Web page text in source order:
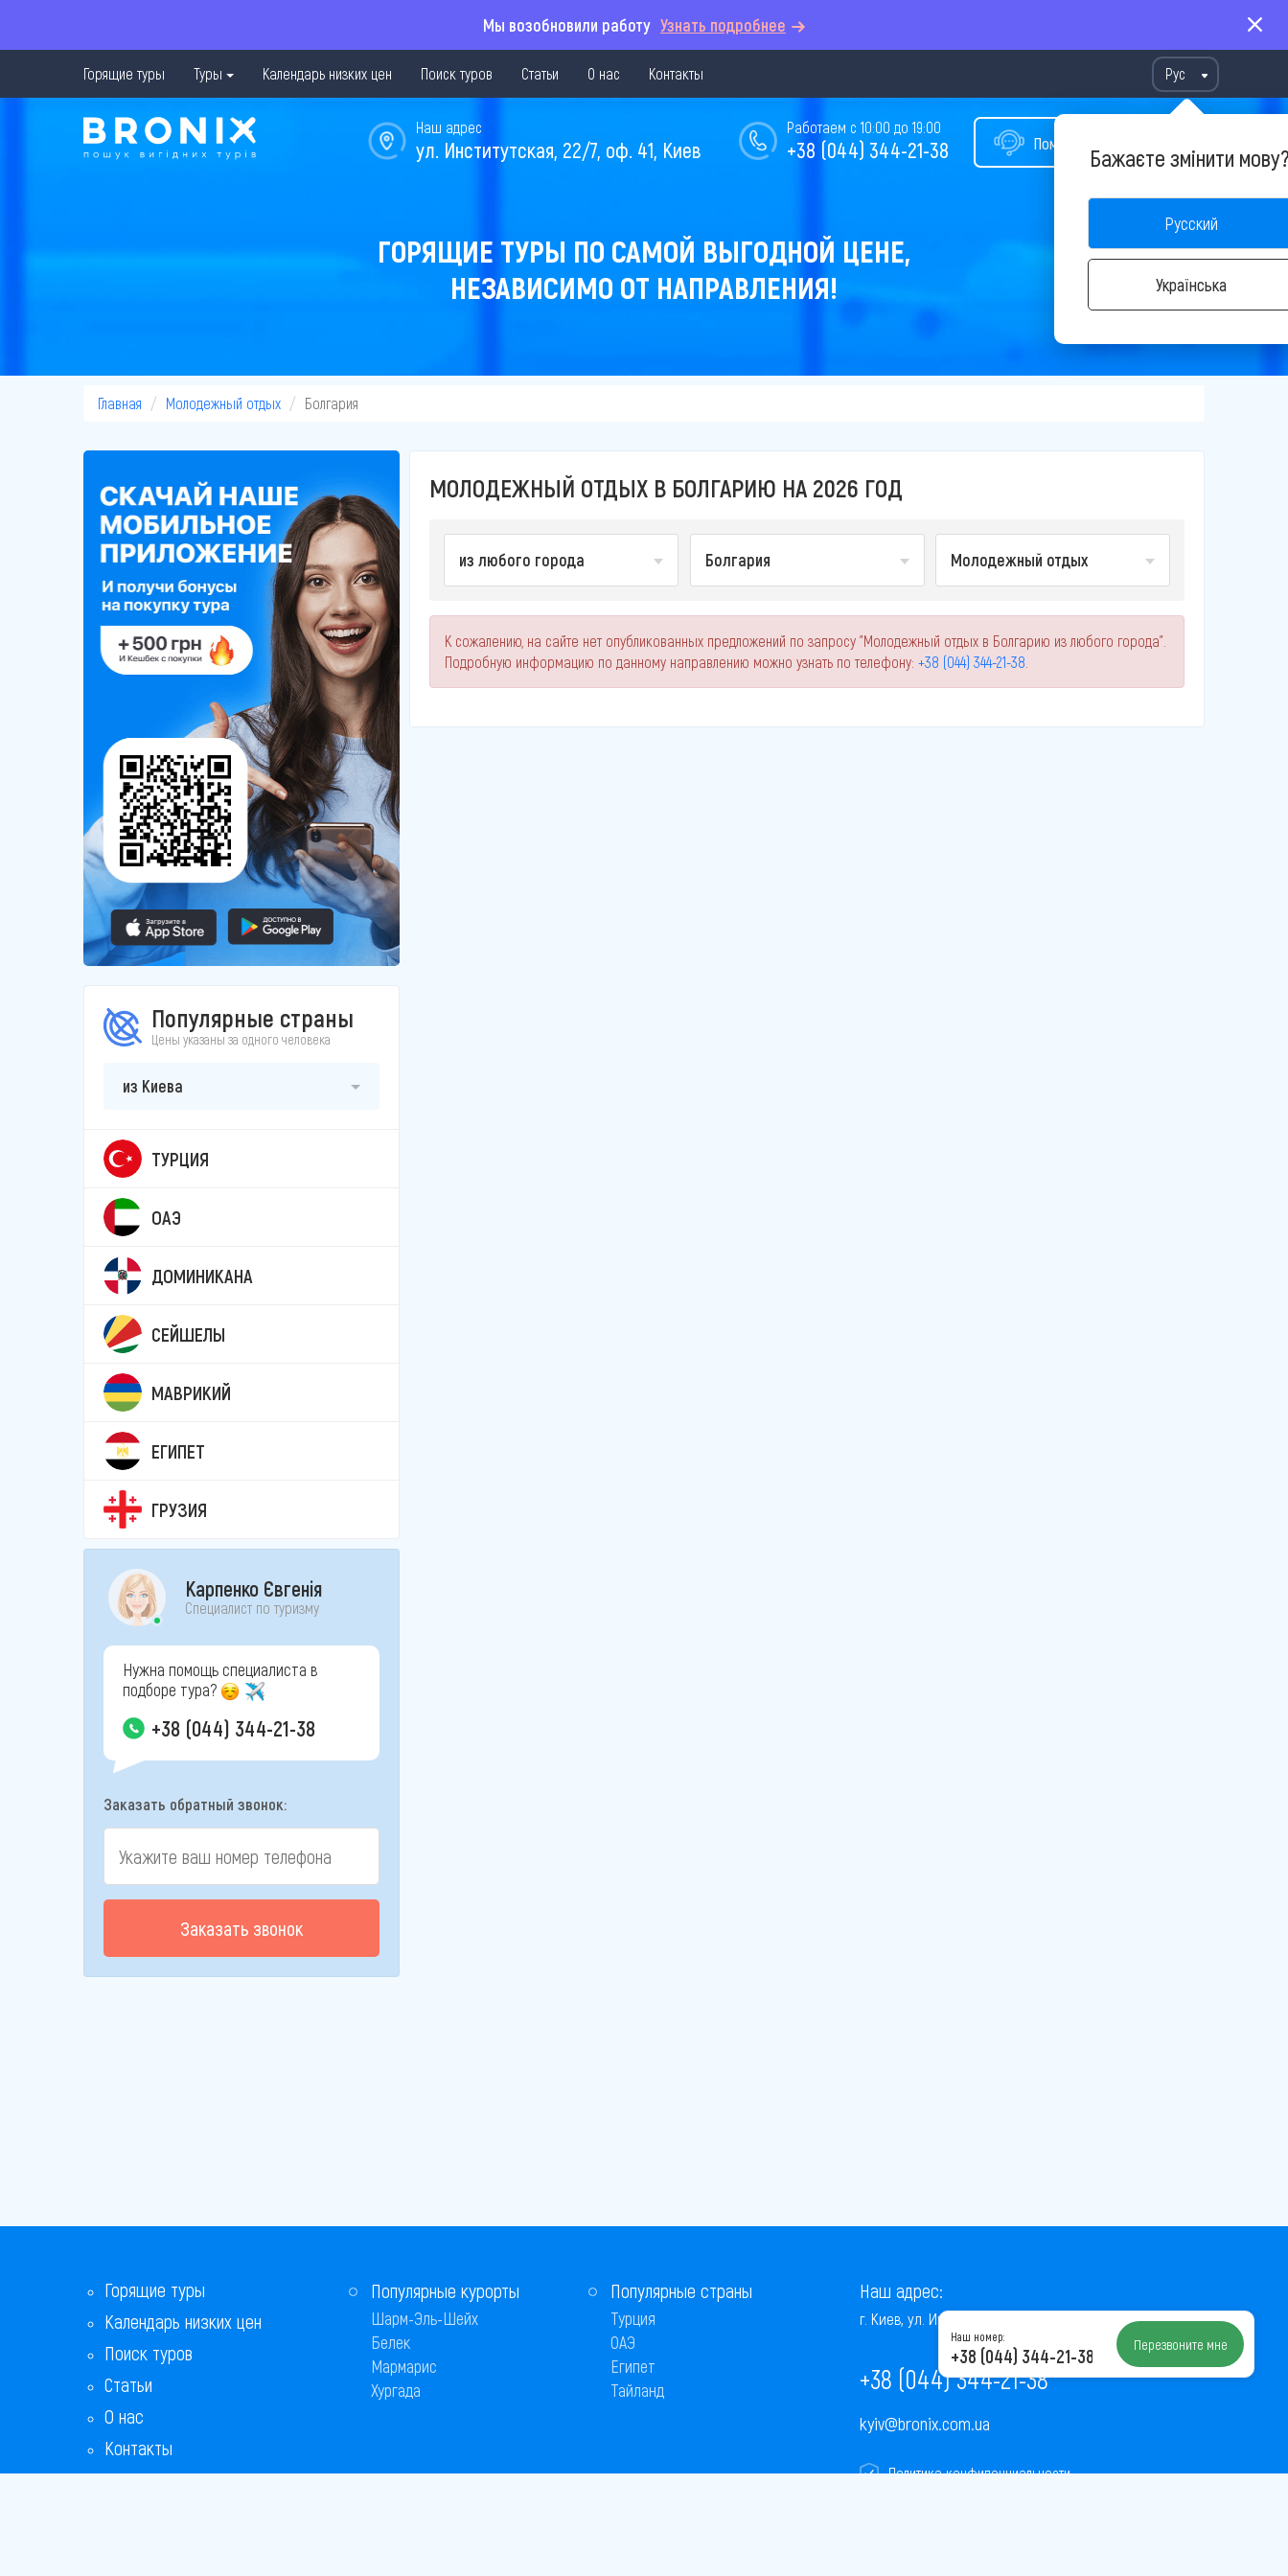
Мы возобновили работу Узнать подробнее
Горящие туры Туры Календарь низких цен Поиск туров Статьи О нас Контакты Рус
Бажаєте змінити
Русский
Українська
Помощь в подборе тура
Работаем с 10:00 до 19:00
+38 (044) 344-21-38
Наш адрес
ул. Институтская, 22/7, оф. 41, Киев
ГОРЯЩИЕ ТУРЫ ПО САМОЙ ВЫГОДНОЙ ЦЕНЕ,
НЕЗАВИСИМО ОТ НАПРАВЛЕНИЯ!
Главная Молодежный отдых Болгария
Популярные страны
Цены указаны за одного человека
из Киева
ТУРЦИЯ
ОАЭ
ДОМИНИКАНА
СЕЙШЕЛЫ
МАВРИКИЙ
ЕГИПЕТ
ГРУЗИЯ
Карпенко Євгенія
Специалист по туризму
Нужна помощь специалиста в
подборе тура?
+38 (044) 344-21-38
Заказать обратный звонок:
Заказать звонок
МОЛОДЕЖНЫЙ ОТДЫХ В БОЛГАРИЮ НА 2026 ГОД
из любого города Болгария Молодежный отдых
К сожалению, на сайте нет опубликованных предложений по запросу "Молодежный отдых в Болгарию из любого города".
Подробную информацию по данному направлению можно узнать по телефону: +38 (044) 344-21-38
Горящие туры
Календарь низких цен
Поиск туров
Статьи
О нас
Контакты
Бонусная программа
Популярные курорты
Шарм-Эль-Шейх
Белек
Мармарис
Хургада
Популярные страны
Турция
ОАЭ
Египет
Тайланд
Наш адрес:
г. Киев, ул. Институтская, 22/7, оф. 41
+38 (044) 344-21-38
kyiv@bronix.com.ua
Политика конфиденциальности
Наш номер:
+38 (044) 344-21-38 Перезвоните мне